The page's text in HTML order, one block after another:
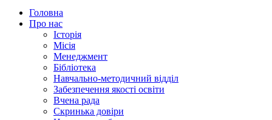
Головна
Про нас
Історія
Місія
Менеджмент
Бібліотека
Навчально-методичний відділ
Забезпечення якості освіти
Вчена рада
Скринька довіри